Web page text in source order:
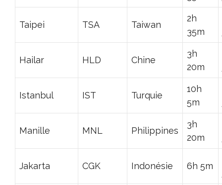
Taipei TSA Taiwan
2h
35m
Hailar HLD Chine
3h
20m
Istanbul IST Turquie
10h
5m
Manille MNL Philippines
3h
20m
Jakarta CGK Indonésie 6h 5m